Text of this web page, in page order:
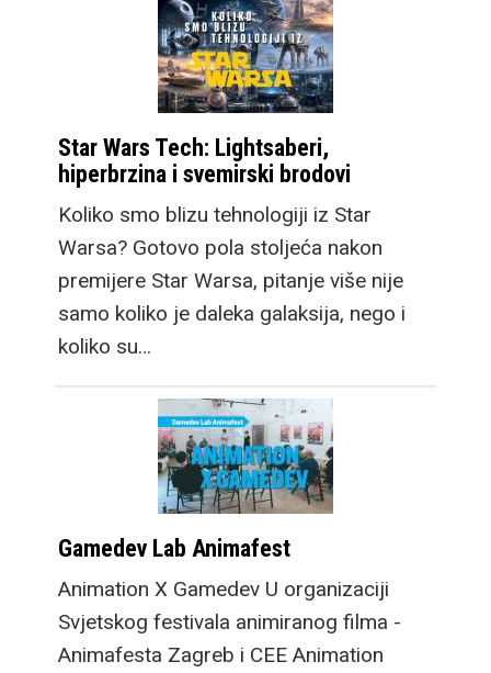
Star Wars Tech: Lightsaberi,
hiperbrzina i svemirski brodovi
Koliko smo blizu tehnologiji iz Star
Warsa? Gotovo pola stoljeća nakon
premijere Star Warsa, pitanje više nije
samo koliko je daleka galaksija, nego i
koliko su…
Gamedev Lab Animafest
Animation X Gamedev U organizaciji
Svjetskog festivala animiranog filma -
Animafesta Zagreb i CEE Animation